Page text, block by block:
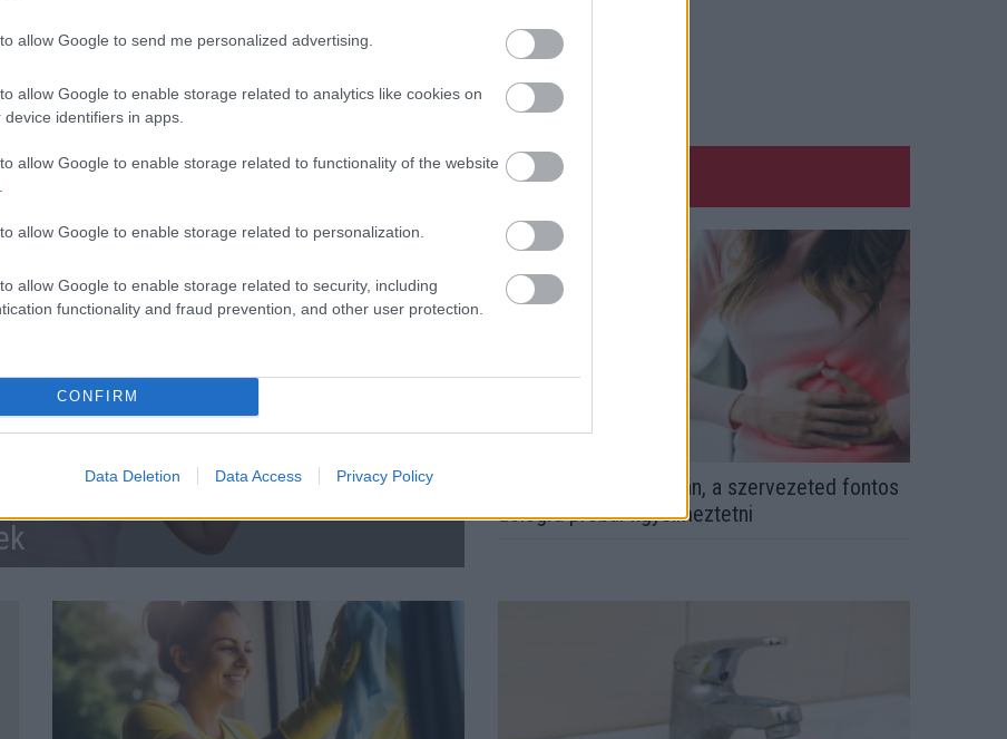
allow Google to send me personalized advertising.
allow Google to enable storage related to analytics like cookies on
device identifiers in apps.
allow Google to enable storage related to functionality of the website
allow Google to enable storage related to personalization.
allow Google to enable storage related to security, including
functionality and fraud prevention, and other user protection.
CONFIRM
Data Deletion Data Access Privacy Policy
RENDŐRSÉG
ez a hiányállapot – az első
Ha ezt érzed evés után, a szervezeted fontos
dologra próbál figyelmeztetni